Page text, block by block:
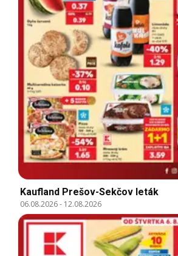
Kaufland Prešov-Sekčov leták
06.08.2026- 12.08.2026